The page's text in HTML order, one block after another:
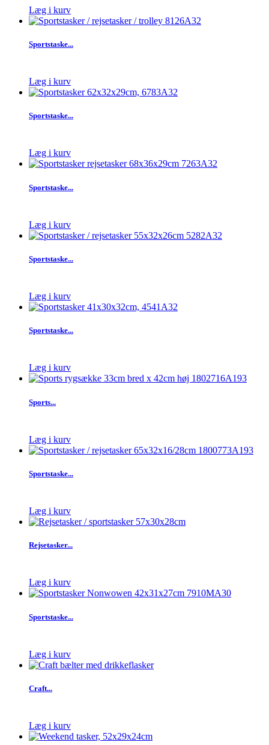
Læg i kurv
Sportstaske...
Læg i kurv
Sportstaske...
Læg i kurv
Sportstaske...
Læg i kurv
Sportstaske...
Læg i kurv
Sportstaske...
Læg i kurv
Sports...
Læg i kurv
Sportstaske...
Læg i kurv
Rejsetasker...
Læg i kurv
Sportstaske...
Læg i kurv
Craft...
Læg i kurv